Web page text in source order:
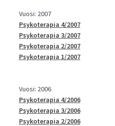
Vuosi: 2007
Psykoterapia 4/2007
Psykoterapia 3/2007
Psykoterapia 2/2007
Psykoterapia 1/2007
Vuosi: 2006
Psykoterapia 4/2006
Psykoterapia 3/2006
Psykoterapia 2/2006